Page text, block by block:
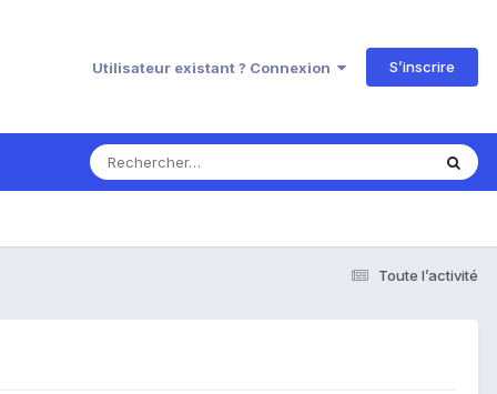
Utilisateur existant ? Connexion S’inscrire
Toute l’activité